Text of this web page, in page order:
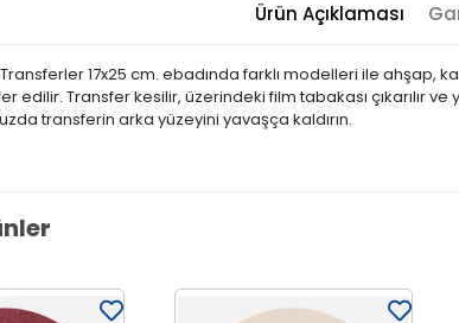
Ürün Açıklaması
Transferler 17x25 cm. ebadında farklı modelleri ile
edilir. Transfer kesilir, üzerindeki film tabakası çıkarılır ve
transferin arka yüzeyini yavaşça kaldırın.